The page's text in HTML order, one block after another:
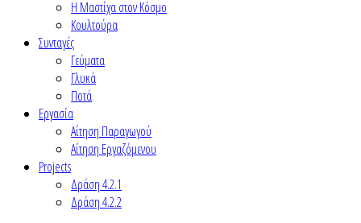
Η Μαστίχα στον Κόσμο
Κουλτούρα
Συνταγές
Γεύματα
Γλυκά
Ποτά
Εργασία
Αίτηση Παραγωγού
Αίτηση Εργαζόμενου
Projects
Δράση 4.2.1
Δράση 4.2.2